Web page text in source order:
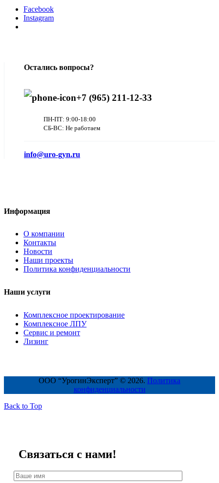
Facebook
Instagram
Остались вопросы?
+7 (965) 211-12-33
ПН-ПТ: 9:00-18:00
СБ-ВС: Не работаем
info@uro-gyn.ru
Информация
О компании
Контакты
Новости
Наши проекты
Политика конфиденциальности
Наши услуги
Комплексное проектирование
Комплексное ЛПУ
Сервис и ремонт
Лизинг
ООО “УрогинЭксперт” © 2026. Политика
конфиденциальности
Back to Top
Связаться с нами!